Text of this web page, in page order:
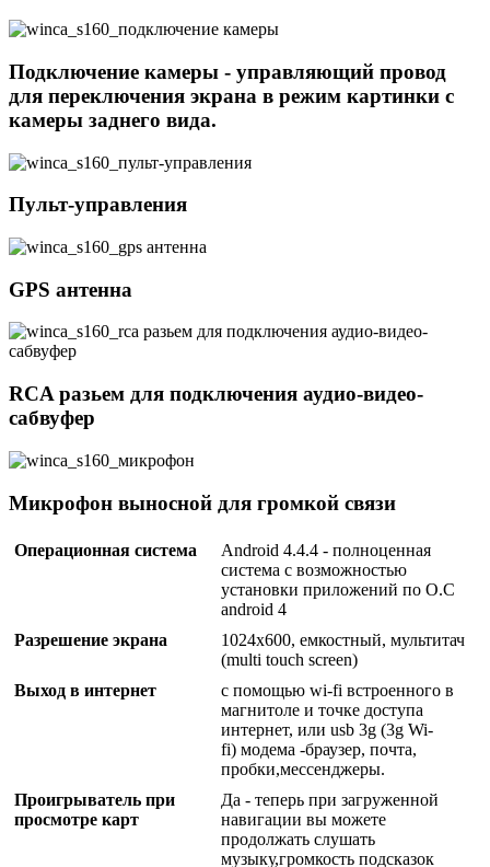
Подключение камеры - управляющий провод
для переключения экрана в режим картинки с
камеры заднего вида.
Пульт-управления
GPS антенна
RCA разьем для подключения аудио-видео-
сабвуфер
Микрофон выносной для громкой связи
Операционная система
Android 4.4.4 - полноценная
система с возможностью
установки приложений по О.С
android 4
Разрешение экрана
1024x600, емкостный, мультитач
(multi touch screen)
Выход в интернет
с помощью wi-fi встроенного в
магнитоле и точке доступа
интернет, или usb 3g (3g Wi-
fi) модема -браузер, почта,
пробки,мессенджеры.
Проигрыватель при
просмотре карт
Да - теперь при загруженной
навигации вы можете
продолжать слушать
музыку,громкость подсказок